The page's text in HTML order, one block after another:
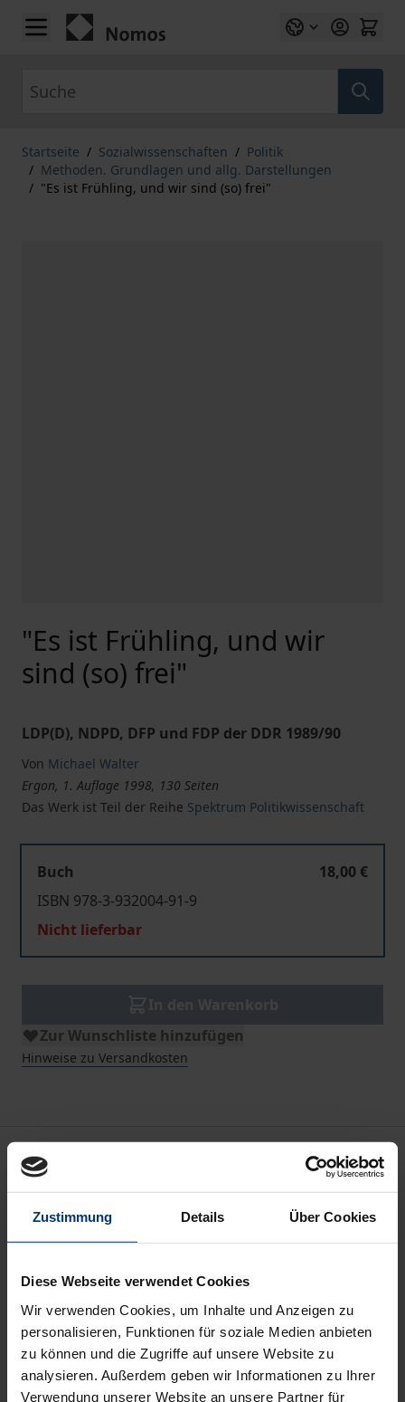
Zustimmung Details Über Cookies
Diese Webseite verwendet Cookies
Wir verwenden Cookies, um Inhalte und Anzeigen zu
personalisieren, Funktionen für soziale Medien anbieten
zu können und die Zugriffe auf unsere Website zu
analysieren. Außerdem geben wir Informationen zu Ihrer
Verwendung unserer Website an unsere Partner für
Zum Inhalt springen
Startseite / Sozialwissenschaften / Politik
/ Methoden. Grundlagen und allg. Darstellungen
/ "Es ist Frühling, und wir sind (so) frei"
"Es ist Frühling, und wir
sind (so) frei"
LDP(D), NDPD, DFP und FDP der DDR 1989/90
Von Michael Walter
Ergon, 1. Auflage 1998, 130 Seiten
Das Werk ist Teil der Reihe Spektrum Politikwissenschaft
Buch
18,00 €
ISBN 978-3-932004-91-9
Nicht lieferbar
Zur Wunschliste hinzufügen
Hinweise zu Versandkosten
Bibliografische Angaben
Auflage
1
ISBN
978-3-932004-91-9
Untertitel
LDP(D), NDPD, DFP und FDP der DDR 1989/90